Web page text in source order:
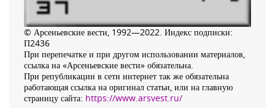
© Арсеньевские вести, 1992—2022. Индекс подписки:
П2436
При перепечатке и при другом использовании материалов,
ссылка на «Арсеньевские вести» обязательна.
При републикации в сети интернет так же обязательна
работающая ссылка на оригинал статьи, или на главную
страницу сайта: https://www.arsvest.ru/